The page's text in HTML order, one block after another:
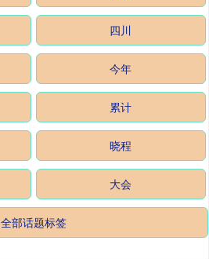
四川
今年
累计
晓程
大会
全部话题标签